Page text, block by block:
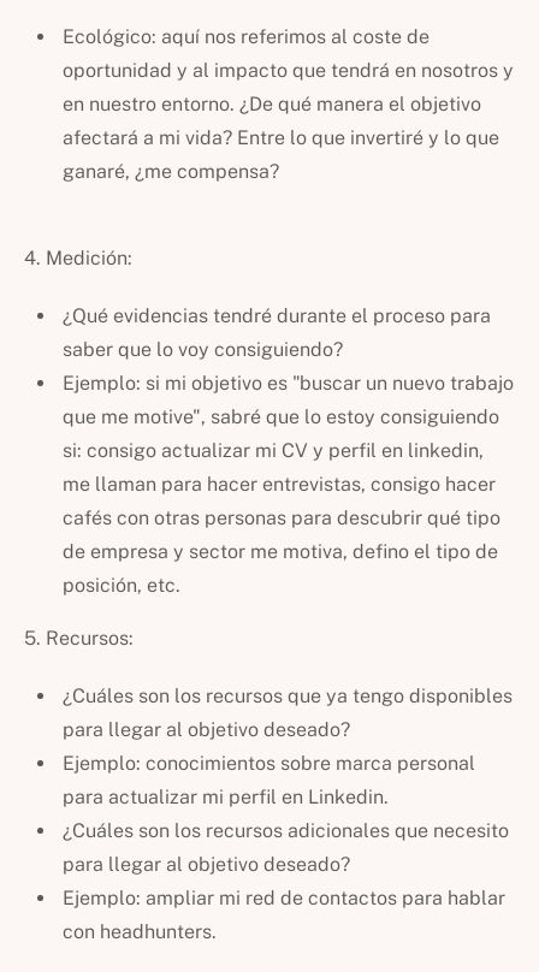
Ecológico: aquí nos referimos al coste de
oportunidad y al impacto que tendrá en nosotros y
en nuestro entorno. ¿De qué manera el objetivo
afectará a mi vida? Entre lo que invertiré y lo que
ganaré, ¿me compensa?
4. Medición:
¿Qué evidencias tendré durante el proceso para
saber que lo voy consiguiendo?
Ejemplo: si mi objetivo es "buscar un nuevo trabajo
que me motive", sabré que lo estoy consiguiendo
si: consigo actualizar mi CV y perfil en linkedin,
me llaman para hacer entrevistas, consigo hacer
cafés con otras personas para descubrir qué tipo
de empresa y sector me motiva, defino el tipo de
posición, etc.
5. Recursos:
¿Cuáles son los recursos que ya tengo disponibles
para llegar al objetivo deseado?
Ejemplo: conocimientos sobre marca personal
para actualizar mi perfil en Linkedin.
¿Cuáles son los recursos adicionales que necesito
para llegar al objetivo deseado?
Ejemplo: ampliar mi red de contactos para hablar
con headhunters.